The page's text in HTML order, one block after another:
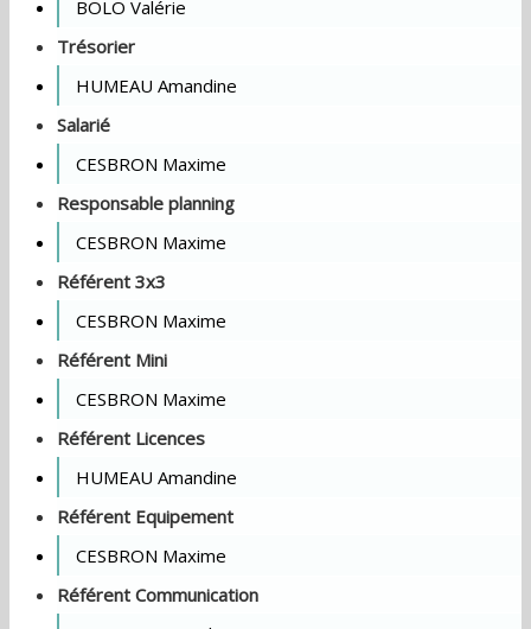
BOLO Valérie
Trésorier
HUMEAU Amandine
Salarié
CESBRON Maxime
Responsable planning
CESBRON Maxime
Référent 3x3
CESBRON Maxime
Référent Mini
CESBRON Maxime
Référent Licences
HUMEAU Amandine
Référent Equipement
CESBRON Maxime
Référent Communication